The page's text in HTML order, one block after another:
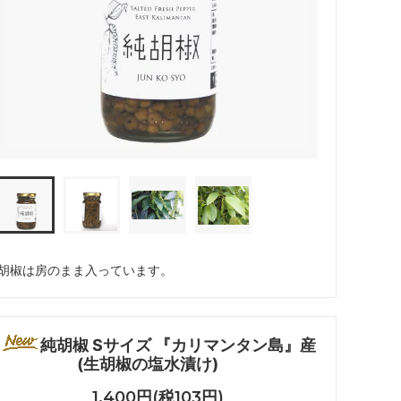
椒は房のまま入っています。
純胡椒 Sサイズ 『カリマンタン島』産
(生胡椒の塩水漬け)